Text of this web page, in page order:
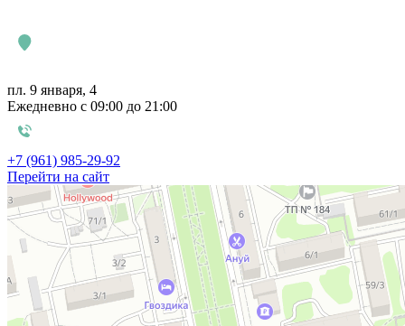
пл. 9 января, 4
Ежедневно с 09:00 до 21:00
+7 (961) 985-29-92
Перейти на сайт